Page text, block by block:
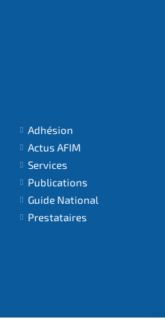
Adhésion
Actus AFIM
Services
Publications
Guide National
Prestataires